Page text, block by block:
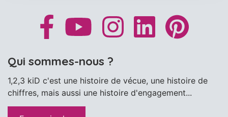
Qui sommes-nous ?
1,2,3 kiD c'est une histoire de vécue, une histoire de
chiffres, mais aussi une histoire d'engagement...